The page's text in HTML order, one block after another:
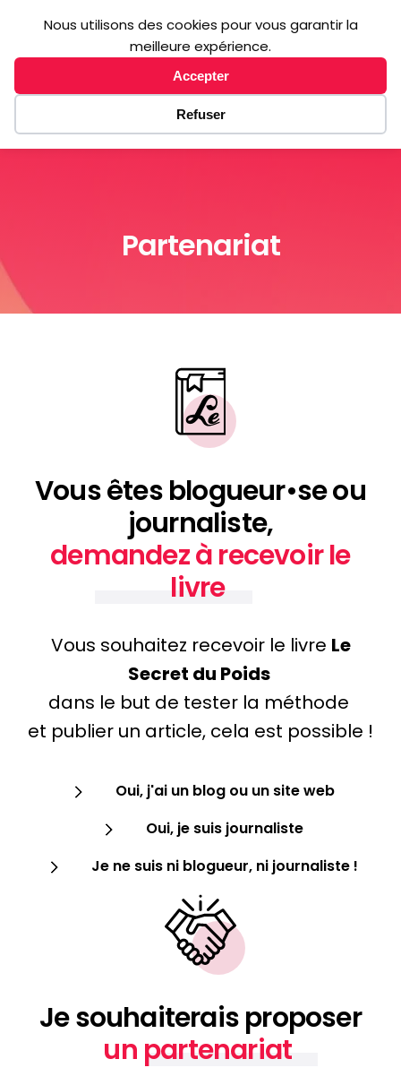
Nous utilisons des cookies pour vous garantir la
meilleure expérience.
Accepter
Refuser
M E
Partenariat
Vous êtes blogueur•se ou
journaliste,
demandez à recevoir le
livre
Vous souhaitez recevoir le livre Le
Secret du Poids
dans le but de tester la méthode
et publier un article, cela est possible !
Oui, j'ai un blog ou un site web
Demandez votre livre
Oui, je suis journaliste
Demandez votre livre
Je ne suis ni blogueur, ni journaliste !
Cliquez ici pour obtenir le livre
Je souhaiterais proposer
un partenariat